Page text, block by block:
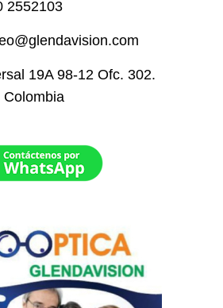
2552103
19A 98-12 Ofc. 302.
Colombia